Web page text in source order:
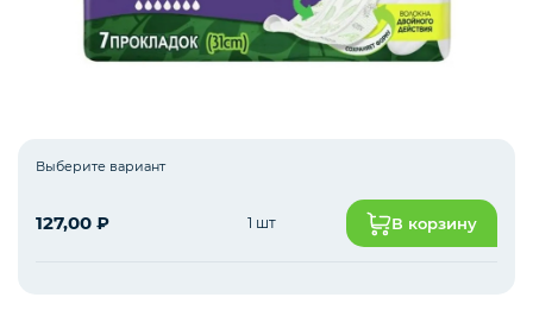
Уход и гигиена
Выберите вариант
127,00 ₽ 1 шт В корзину